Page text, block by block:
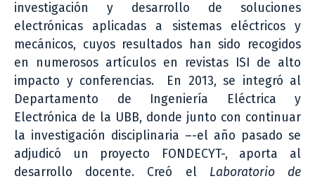
investigación y desarrollo de soluciones
electrónicas aplicadas a sistemas eléctricos y
mecánicos, cuyos resultados han sido recogidos
en numerosos artículos en revistas ISI de alto
impacto y conferencias.
En 2013, se integró al
Departamento de Ingeniería Eléctrica y
Electrónica de la UBB, donde junto con continuar
la investigación disciplinaria –-el año pasado se
adjudicó un proyecto FONDECYT-, aporta al
desarrollo docente. Creó el Laboratorio de